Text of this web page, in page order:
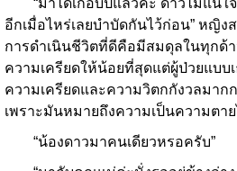
“มาได้เกือบปีแล้วค่ะ ดาวไม่แน่ใจ
อีกเมื่อไหร่เลยบำบัดกันไว้ก่อน” หญิง
การดำเนินชีวิตที่ดีคือมีสมดุลในทุกด้
ความเครียดให้น้อยที่สุดแต่ผู้ป่วยแบบ
ความเครียดและความวิตกกังวลมาก
เพราะมันหมายถึงความเป็นความตาย
“น้องดาวมาคนเดียวหรอครับ”